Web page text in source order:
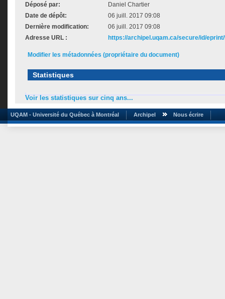
Déposé par:
Daniel Chartier
Date de dépôt:
06 juill. 2017 09:08
Dernière modification:
06 juill. 2017 09:08
Adresse URL :
https://archipel.uqam.ca/secure/id/
Modifier les métadonnées (propriétaire du document)
Statistiques
Voir les statistiques sur cinq ans...
UQAM - Université du Québec à Montréal Archipel Nous écrire